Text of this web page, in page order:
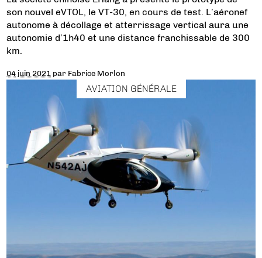
son nouvel eVTOL, le VT-30, en cours de test. L’aéronef
autonome à décollage et atterrissage vertical aura une
autonomie d’1h40 et une distance franchissable de 300
km.
04 juin 2021 par Fabrice Morlon
AVIATION GÉNÉRALE